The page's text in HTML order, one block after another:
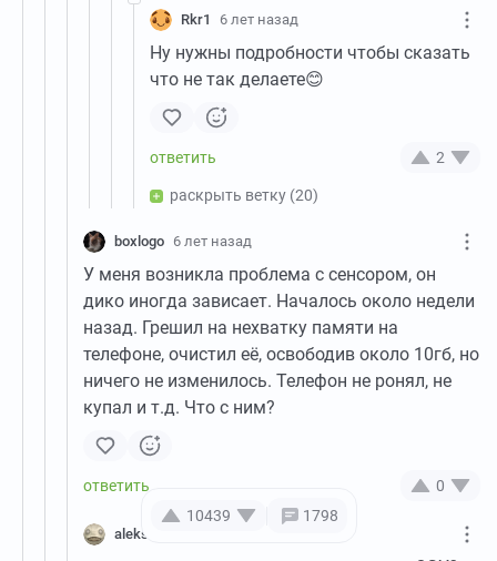
10439 1798
Rkr1 6 лет назад
Ну нужны подробности чтобы сказать
что не так делаете😊
2
раскрыть ветку (20)
boxlogo 6 лет назад
У меня возникла проблема с сенсором, он
дико иногда зависает. Началось около недели
назад. Грешил на нехватку памяти на
телефоне, очистил её, освободив около 10гб, но
ничего не изменилось. Телефон не ронял, не
купал и т.д. Что с ним?
0
aleksej2009